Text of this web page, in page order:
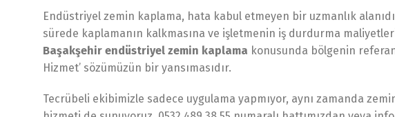
Endüstriyel zemin kaplama, hata kabul etmeyen bir uzmanlık
sürede kaplamanın kalkmasına ve işletmenin iş durdurma
Başakşehir endüstriyel zemin kaplama konusunda bölgenin
Hizmet’ sözümüzün bir yansımasıdır.
Tecrübeli ekibimizle sadece uygulama yapmıyor, aynı zamanda